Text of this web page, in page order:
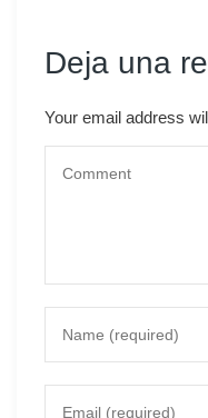
Deja una
Your email address